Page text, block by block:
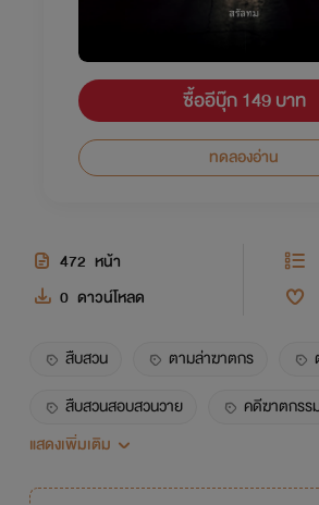
ซื้ออีบุ๊ก 149 บาท
ทดลองอ่าน
472 หน้า
0 ดาวน์โหลด
สืบสวน ตามล่าฆาตกร
สืบสวนสอบสวนวาย
คดีฆาตกรร
ฆาตกรต่อเนื่อง
แสดงเพิ่มเติม